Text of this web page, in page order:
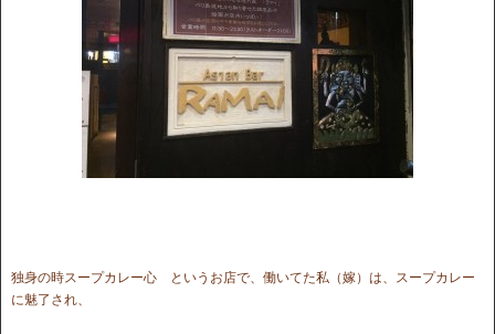
独身の時スープカレー心 というお店で、働いてた私（嫁）は、スープカレー
に魅了され、